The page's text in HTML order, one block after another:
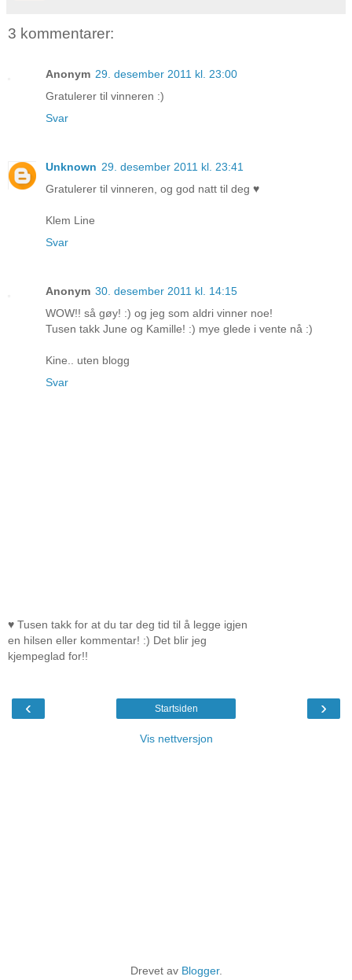
3 kommentarer:
Anonym 29. desember 2011 kl. 23:00
Gratulerer til vinneren :)
Svar
Unknown 29. desember 2011 kl. 23:41
Gratulerer til vinneren, og god natt til deg ♥
Klem Line
Svar
Anonym 30. desember 2011 kl. 14:15
WOW!! så gøy! :) og jeg som aldri vinner noe!
Tusen takk June og Kamille! :) mye glede i vente nå :)
Kine.. uten blogg
Svar
♥ Tusen takk for at du tar deg tid til å legge igjen
en hilsen eller kommentar! :) Det blir jeg
kjempeglad for!!
‹ ›
Startsiden
Vis nettversjon
Drevet av Blogger.